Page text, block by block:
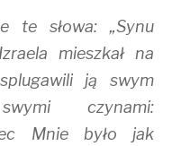
te słowa: „Synu
mieszkał na
ją swym
czynami:
Mnie było jak